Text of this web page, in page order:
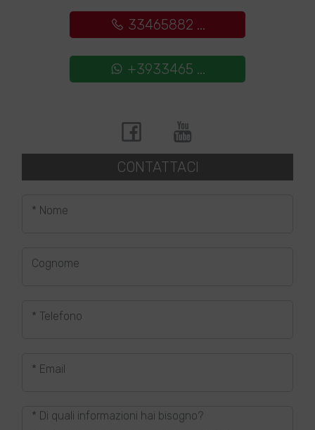
33465882 ...
+3933465 ...
CONTATTACI
* Nome
Cognome
* Telefono
* Email
* Di quali informazioni hai bisogno?